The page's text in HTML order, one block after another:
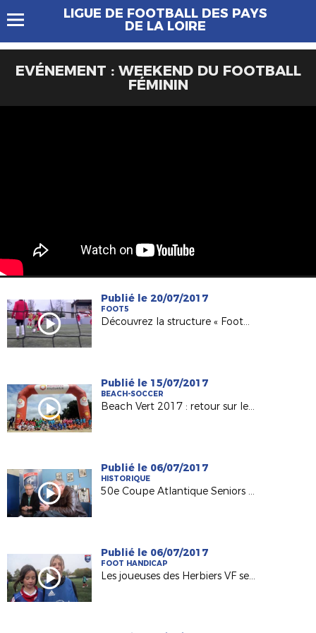
LIGUE DE FOOTBALL DES PAYS
DE LA LOIRE
EVÉNEMENT : WEEKEND DU FOOTBALL
FÉMININ
Publié le 20/07/2017
FOOT5
Découvrez la structure « Foot5 Mobile FFF » !
Publié le 15/07/2017
BEACH-SOCCER
Beach Vert 2017 : retour sur les 4 étapes de la 1ère semaine !
Publié le 06/07/2017
HISTORIQUE
50e Coupe Atlantique Seniors : Retour sur la victoire de l'ASPTT Nantes en 1982
Publié le 06/07/2017
FOOT HANDICAP
Les joueuses des Herbiers VF sensibilisées au football adapté